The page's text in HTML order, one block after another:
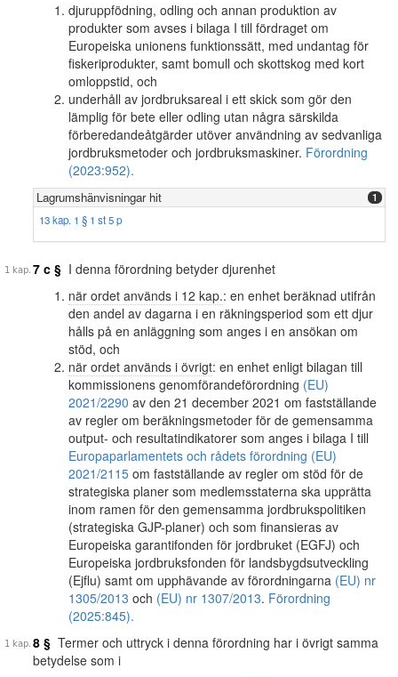
djuruppfödning, odling och annan produktion av
produkter som avses i bilaga I till fördraget om
Europeiska unionens funktionssätt, med undantag för
fiskeriprodukter, samt bomull och skottskog med kort
omloppstid, och
underhåll av jordbruksareal i ett skick som gör den
lämplig för bete eller odling utan några särskilda
förberedandeåtgärder utöver användning av sedvanliga
jordbruksmetoder och jordbruksmaskiner. Förordning
(2023:952).
Lagrumshänvisningar hit 1
13 kap. 1 § 1 st 5 p
7 c § I denna förordning betyder djurenhet
när ordet används i 12 kap.: en enhet beräknad utifrån
den andel av dagarna i en räkningsperiod som ett djur
hålls på en anläggning som anges i en ansökan om
stöd, och
när ordet används i övrigt: en enhet enligt bilagan till
kommissionens genomförandeförordning (EU)
2021/2290 av den 21 december 2021 om fastställande
av regler om beräkningsmetoder för de gemensamma
output- och resultatindikatorer som anges i bilaga I till
Europaparlamentets och rådets förordning (EU)
2021/2115 om fastställande av regler om stöd för de
strategiska planer som medlemsstaterna ska upprätta
inom ramen för den gemensamma jordbrukspolitiken
(strategiska GJP-planer) och som finansieras av
Europeiska garantifonden för jordbruket (EGFJ) och
Europeiska jordbruksfonden för landsbygdsutveckling
(Ejflu) samt om upphävande av förordningarna (EU) nr
1305/2013 och (EU) nr 1307/2013. Förordning
(2025:845).
8 § Termer och uttryck i denna förordning har i övrigt samma
betydelse som i